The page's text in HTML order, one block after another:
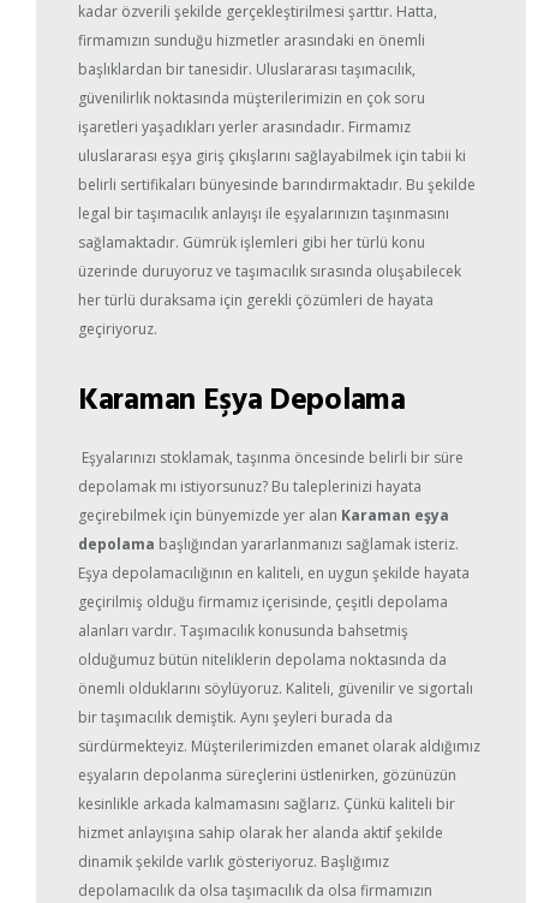
kadar özverili şekilde gerçekleştirilmesi şarttır. Hatta,
firmamızın sunduğu hizmetler arasındaki en önemli
başlıklardan bir tanesidir. Uluslararası taşımacılık,
güvenilirlik noktasında müşterilerimizin en çok soru
işaretleri yaşadıkları yerler arasındadır. Firmamız
uluslararası eşya giriş çıkışlarını sağlayabilmek için tabii ki
belirli sertifikaları bünyesinde barındırmaktadır. Bu şekilde
legal bir taşımacılık anlayışı ile eşyalarınızın taşınmasını
sağlamaktadır. Gümrük işlemleri gibi her türlü konu
üzerinde duruyoruz ve taşımacılık sırasında oluşabilecek
her türlü duraksama için gerekli çözümleri de hayata
geçiriyoruz.
Karaman Eşya Depolama
Eşyalarınızı stoklamak, taşınma öncesinde belirli bir süre
depolamak mı istiyorsunuz? Bu taleplerinizi hayata
geçirebilmek için bünyemizde yer alan Karaman eşya
depolama başlığından yararlanmanızı sağlamak isteriz.
Eşya depolamacılığının en kaliteli, en uygun şekilde hayata
geçirilmiş olduğu firmamız içerisinde, çeşitli depolama
alanları vardır. Taşımacılık konusunda bahsetmiş
olduğumuz bütün niteliklerin depolama noktasında da
önemli olduklarını söylüyoruz. Kaliteli, güvenilir ve sigortalı
bir taşımacılık demiştik. Aynı şeyleri burada da
sürdürmekteyiz. Müşterilerimizden emanet olarak aldığımız
eşyaların depolanma süreçlerini üstlenirken, gözünüzün
kesinlikle arkada kalmamasını sağlarız. Çünkü kaliteli bir
hizmet anlayışına sahip olarak her alanda aktif şekilde
dinamik şekilde varlık gösteriyoruz. Başlığımız
depolamacılık da olsa taşımacılık da olsa firmamızın